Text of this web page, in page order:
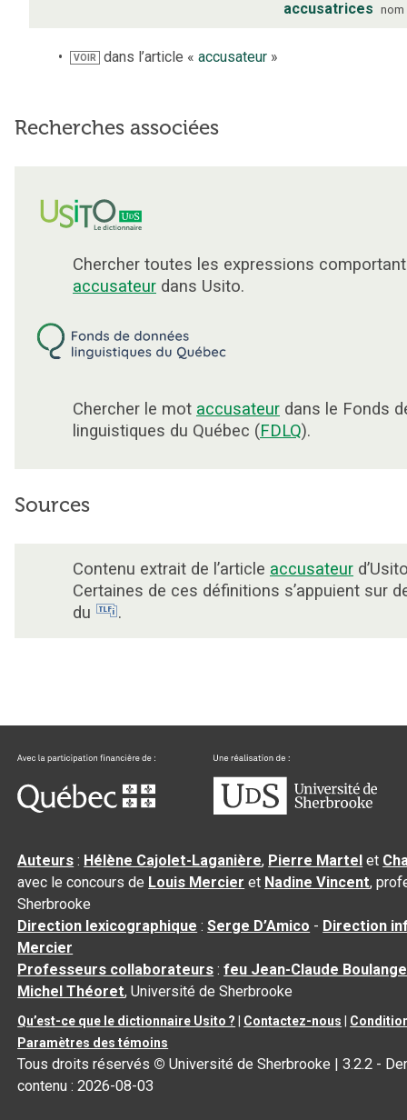
accusatrices nom
VOIR dans l’article «accusateur »
Recherches associées
Chercher toutes les expressions
accusateur dans Usito.
Chercher le mot accusateur dans le Fonds
linguistiques du Québec (FDLQ).
Sources
Contenu extrait de l’article accusateur
Certaines de ces définitions s’appuient sur
du
.
Auteurs : Hélène Cajolet-Laganière, Pierre Martel et
avec le concours de Louis Mercier et Nadine Vincent,
Sherbrooke
Direction lexicographique :Serge D’Amico - Direction
Mercier
Professeurs collaborateurs :feu Jean-Claude
Michel Théoret, Université de Sherbrooke
Qu’est-ce que le dictionnaire Usito ? Contactez-nous
Paramètres des témoins
Tous droits réservés © Université de Sherbrooke |3.2.2 -
contenu :2026-08-03